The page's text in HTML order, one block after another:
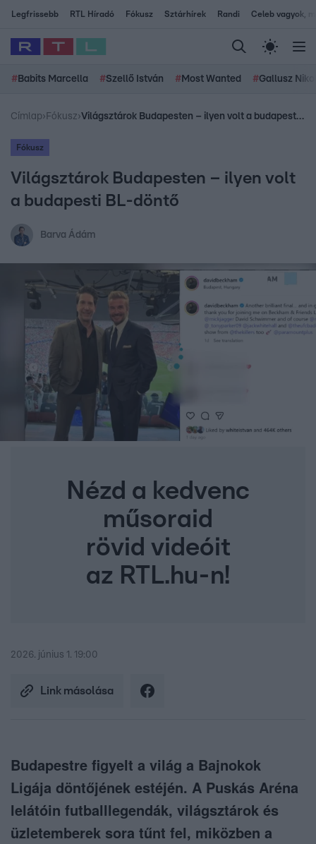
Legfrissebb RTL Híradó Fókusz Sztárhírek Randi Celeb vagyok,
# Babits Marcella #Szellő István # Most Wanted #Gallusz
Címlap› Fókusz› Világsztárok Budapesten – ilyen volt a budapesti BL-döntő
Fókusz
Világsztárok Budapesten – ilyen volt
a budapesti BL-döntő
Barva Ádám
Nézd a kedvenc
műsoraid
rövid videóit
az RTL.hu-n!
2026. június 1. 19:00
Link másolása
Budapestre figyelt a világ a Bajnokok
Ligája döntőjének estéjén. A Puskás Aréna
lelátóin futballlegendák, világsztárok és
üzletemberek sora tűnt fel, miközben a